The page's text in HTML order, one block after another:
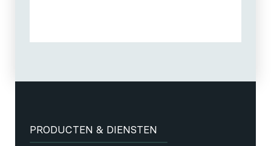
PRODUCTEN & DIENSTEN